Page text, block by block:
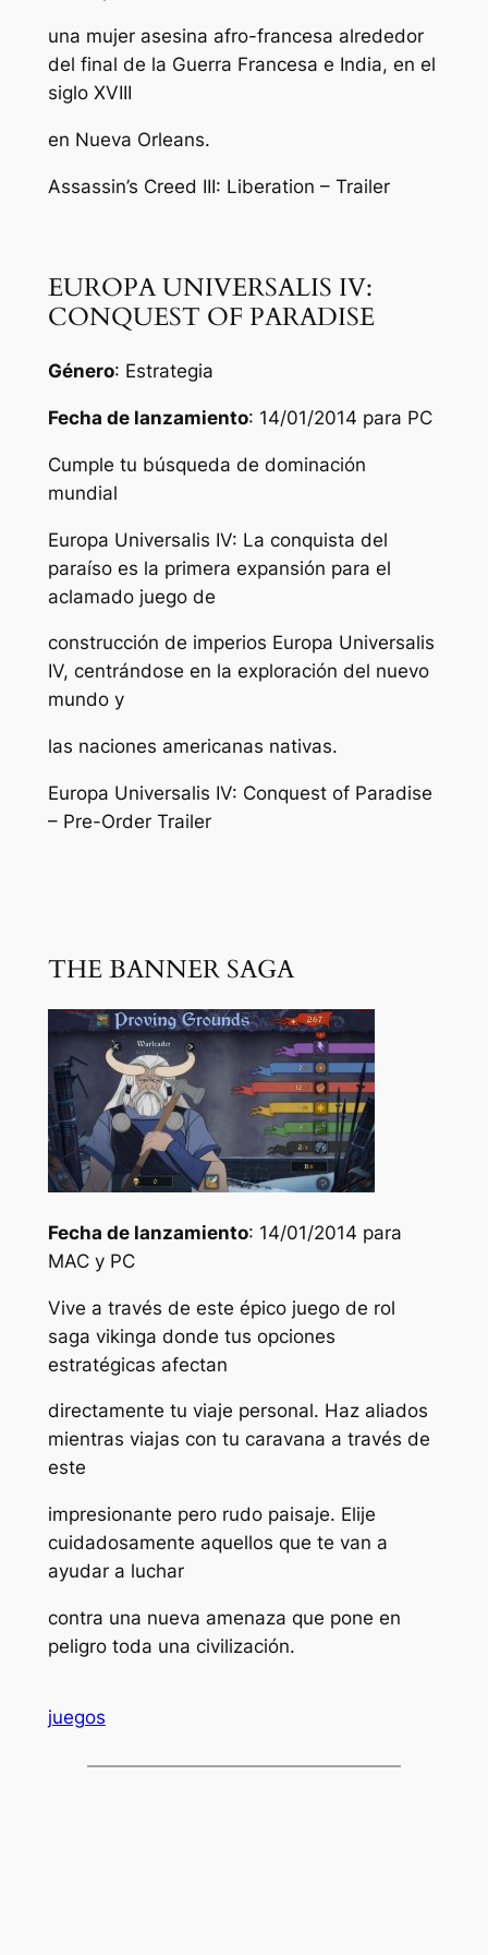
una mujer asesina afro-francesa alrededor
del final de la Guerra Francesa e India, en el
siglo XVIII
en Nueva Orleans.
Assassin’s Creed III: Liberation – Trailer
EUROPA UNIVERSALIS IV:
CONQUEST OF PARADISE
Género: Estrategia
Fecha de lanzamiento: 14/01/2014 para PC
Cumple tu búsqueda de dominación
mundial
Europa Universalis IV: La conquista del
paraíso es la primera expansión para el
aclamado juego de
construcción de imperios Europa Universalis
IV, centrándose en la exploración del nuevo
mundo y
las naciones americanas nativas.
Europa Universalis IV: Conquest of Paradise
– Pre-Order Trailer
THE BANNER SAGA
Fecha de lanzamiento: 14/01/2014 para
MAC y PC
Vive a través de este épico juego de rol
saga vikinga donde tus opciones
estratégicas afectan
directamente tu viaje personal. Haz aliados
mientras viajas con tu caravana a través de
este
impresionante pero rudo paisaje. Elije
cuidadosamente aquellos que te van a
ayudar a luchar
contra una nueva amenaza que pone en
peligro toda una civilización.
juegos